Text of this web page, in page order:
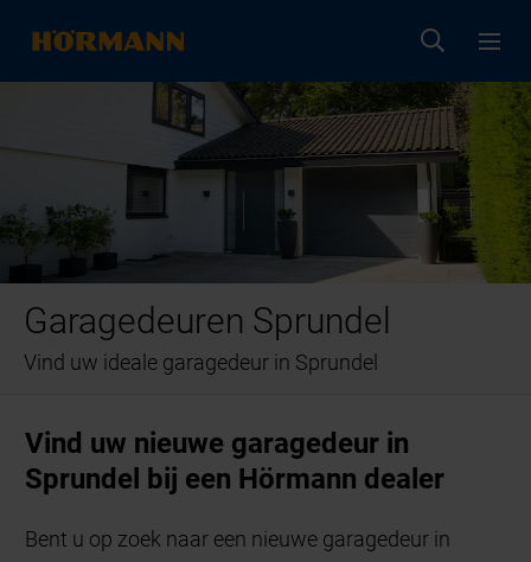
Garagedeuren Sprundel
Vind uw ideale garagedeur in Sprundel
Vind uw nieuwe garagedeur in
Sprundel bij een Hörmann dealer
Bent u op zoek naar een nieuwe garagedeur in